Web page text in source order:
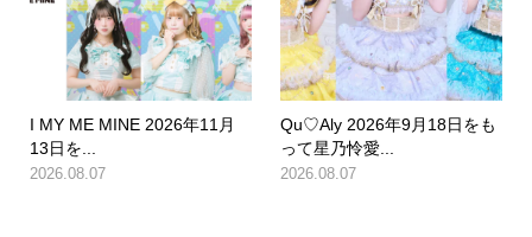
I MY ME MINE 2026年11月
13日を...
2026.08.07
Qu♡Aly 2026年9月18日をも
って星乃怜愛...
2026.08.07